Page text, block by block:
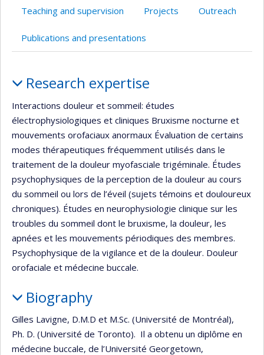
l’unité
recherche
Teaching and supervision Projects Outreach
Publications and presentations
Research expertise
Interactions douleur et sommeil: études
électrophysiologiques et cliniques Bruxisme nocturne et
mouvements orofaciaux anormaux Évaluation de certains
modes thérapeutiques fréquemment utilisés dans le
traitement de la douleur myofasciale trigéminale. Études
psychophysiques de la perception de la douleur au cours
du sommeil ou lors de l’éveil (sujets témoins et douloureux
chroniques). Études en neurophysiologie clinique sur les
troubles du sommeil dont le bruxisme, la douleur, les
apnées et les mouvements périodiques des membres.
Psychophysique de la vigilance et de la douleur. Douleur
orofaciale et médecine buccale.
Biography
Gilles Lavigne, D.M.D et M.Sc. (Université de Montréal),
Ph. D. (Université de Toronto). Il a obtenu un diplôme en
médecine buccale, de l’Université Georgetown,